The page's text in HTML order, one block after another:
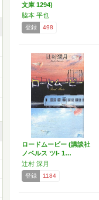
文庫 1294)
脇本 平也
登録 498
ロードムービー (講談社
ノベルス ツI- 1…
辻村 深月
登録 1184